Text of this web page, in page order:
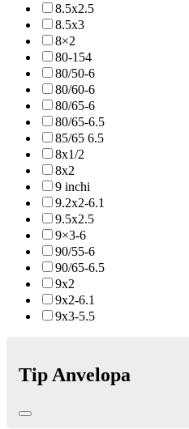
8.5x2.5
8.5x3
8×2
80-154
80/50-6
80/60-6
80/65-6
80/65-6.5
85/65 6.5
8x1/2
8x2
9 inchi
9.2x2-6.1
9.5x2.5
9×3-6
90/55-6
90/65-6.5
9x2
9x2-6.1
9x3-5.5
Tip Anvelopa